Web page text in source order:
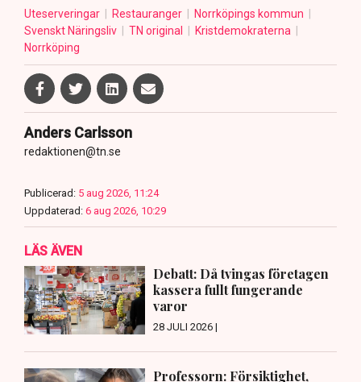
Uteserveringar Restauranger
Norrköpings kommun
Svenskt Näringsliv
TN original
Kristdemokraterna
Norrköping
Anders Carlsson
redaktionen@tn.se
Publicerad: 5 aug 2026, 11:24
Uppdaterad: 6 aug 2026, 10:29
LÄS ÄVEN
Debatt: Då tvingas företagen
kassera fullt fungerande
varor
28 JULI 2026 |
Professorn: Försiktighet,